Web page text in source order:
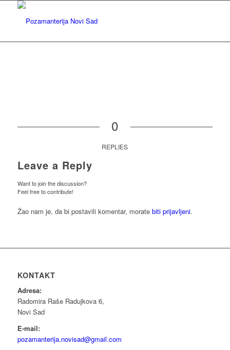
0
REPLIES
Leave a Reply
Want to join the discussion?
Feel free to contribute!
Žao nam je, da bi postavili komentar, morate biti prijavljeni.
KONTAKT
Adresa:
Radomira Raše Radujkova 6,
Novi Sad
E-mail:
pozamanterija.novisad@gmail.com